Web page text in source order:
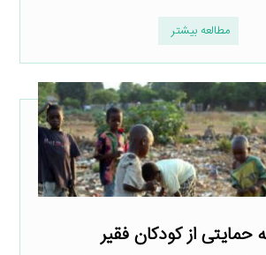
مطالعه بیشتر
حمایتی از کودکان فقیر